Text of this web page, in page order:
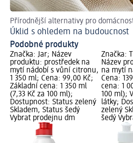
Přírodnější alternativy pro
Úklid s ohledem na budoucnost
Podobné produkty
Značka: Jar; Název
produktu: prostředek na
mytí nádobí s vůní citronu,
1 350 ml; Cena: 99,00 Kč;
Základní cena: 1 350 ml
(7,33 Kč za 100 ml);
Dostupnost: Status zelený
Skladem, Status šedý
Vybrat prodejnu dm
Značka:
Název
na mytí
Cena:
cena: 1
100 ml);
látky;
zelený
šedý